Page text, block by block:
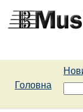
Головна